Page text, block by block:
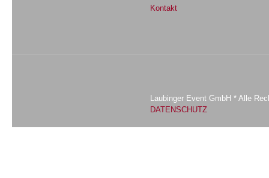
Kontakt
Laubinger Event GmbH * Alle
DATENSCHUTZ